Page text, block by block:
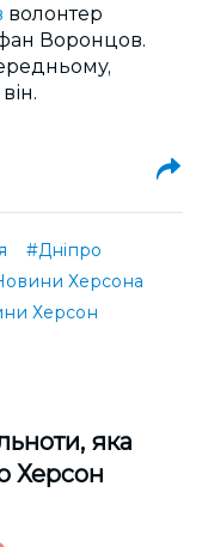
волонтер
Воронцов.
#Дніпро
Херсона
Херсон
яка
Херсон